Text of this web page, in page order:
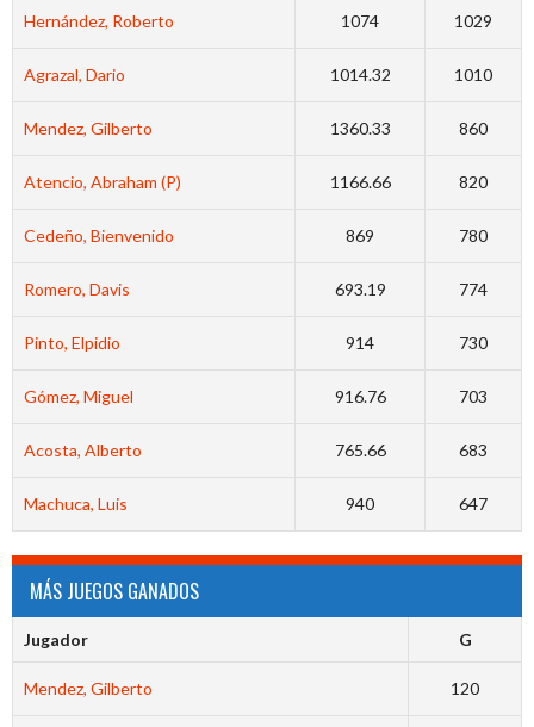
Hernández, Roberto 1074 1029
Agrazal, Dario 1014.32 1010
Mendez, Gilberto 1360.33 860
Atencio, Abraham (P) 1166.66 820
Cedeño, Bienvenido 869 780
Romero, Davis 693.19 774
Pinto, Elpidio 914 730
Gómez, Miguel 916.76 703
Acosta, Alberto 765.66 683
Machuca, Luis 940 647
MÁS JUEGOS GANADOS
Jugador G
Mendez, Gilberto 120